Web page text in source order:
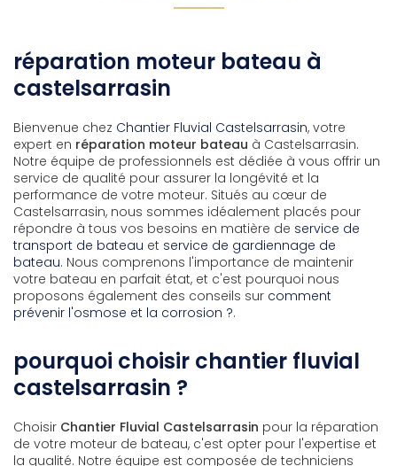
réparation moteur bateau à
castelsarrasin
Bienvenue chez Chantier Fluvial Castelsarrasin, votre
expert en réparation moteur bateau à Castelsarrasin.
Notre équipe de professionnels est dédiée à vous offrir un
service de qualité pour assurer la longévité et la
performance de votre moteur. Situés au cœur de
Castelsarrasin, nous sommes idéalement placés pour
répondre à tous vos besoins en matière de service de
transport de bateau et service de gardiennage de
bateau. Nous comprenons l'importance de maintenir
votre bateau en parfait état, et c'est pourquoi nous
proposons également des conseils sur comment
prévenir l'osmose et la corrosion ?.
pourquoi choisir chantier fluvial
castelsarrasin ?
Choisir Chantier Fluvial Castelsarrasin pour la réparation
de votre moteur de bateau, c'est opter pour l'expertise et
la qualité. Notre équipe est composée de techniciens